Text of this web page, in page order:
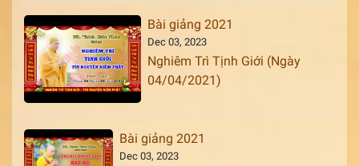
Bài giảng 2021
Dec 03, 2023
Nghiêm Trì Tịnh Giới (Ngày
04/04/2021)
Bài giảng 2021
Dec 03, 2023